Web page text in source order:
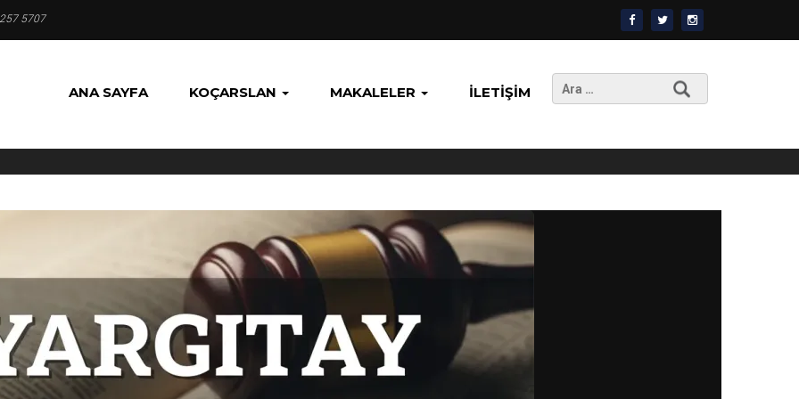
5707
ANA SAYFA KOÇARSLAN MAKALELER İLETIŞIM
Arama: